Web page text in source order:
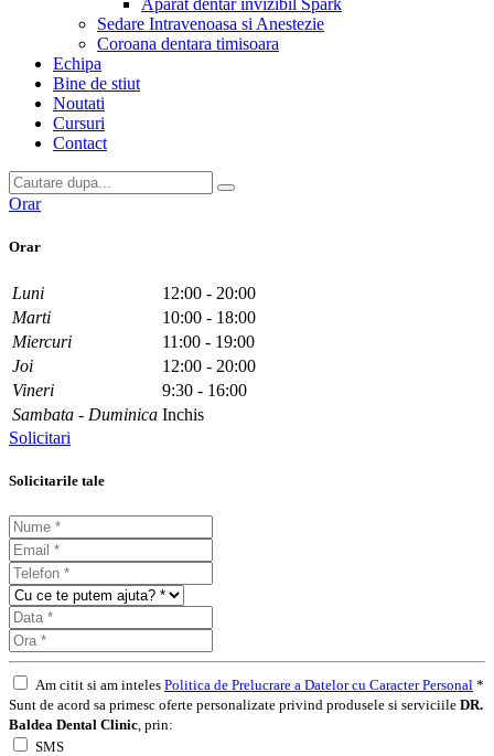
Aparat dentar invizibil Spark
Sedare Intravenoasa si Anestezie
Coroana dentara timisoara
Echipa
Bine de stiut
Noutati
Cursuri
Contact
Orar
Orar
Luni
12:00 - 20:00
Marti
10:00 - 18:00
Miercuri
11:00 - 19:00
Joi
12:00 - 20:00
Vineri
9:30 - 16:00
Sambata - Duminica Inchis
Solicitari
Solicitarile tale
Am citit si am inteles Politica de Prelucrare a Datelor cu Caracter Personal *
Sunt de acord sa primesc oferte personalizate privind produsele si serviciile DR.
Baldea Dental Clinic , prin:
SMS